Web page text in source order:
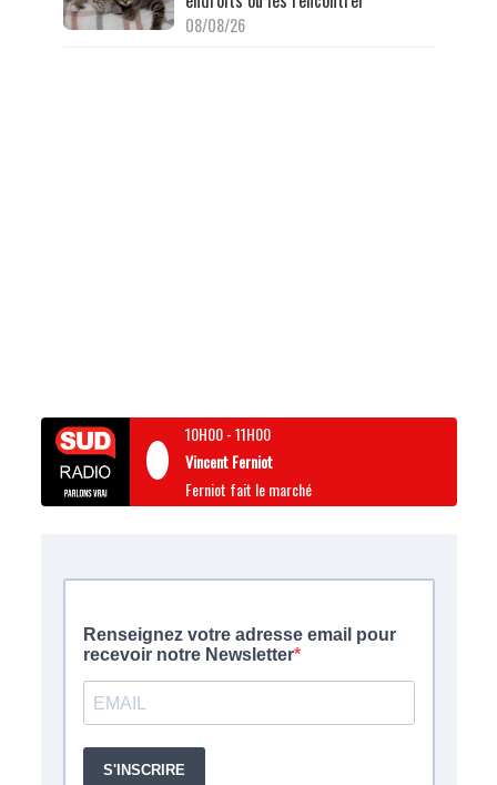
08/08/26
10H00-11H00
Vincent Ferniot
Ferniot fait le marché